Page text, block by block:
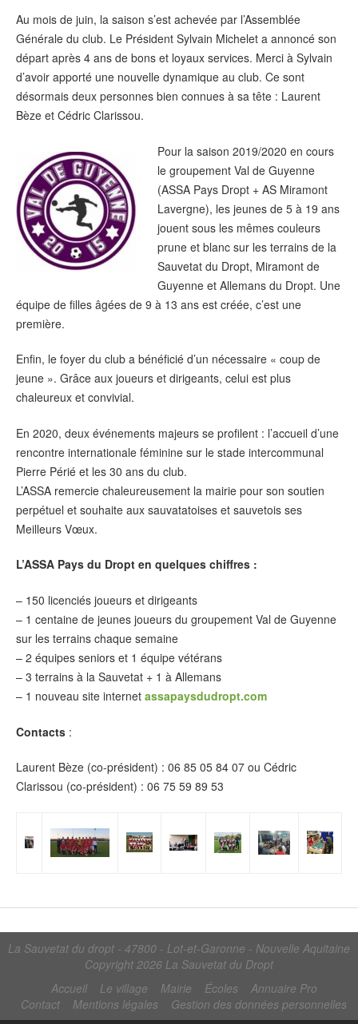
Au mois de juin, la saison s’est achevée par l’Assemblée
Générale du club. Le Président Sylvain Michelet a annoncé son
départ après 4 ans de bons et loyaux services. Merci à Sylvain
d’avoir apporté une nouvelle dynamique au club. Ce sont
désormais deux personnes bien connues à sa tête : Laurent
Bèze et Cédric Clarissou.
Pour la saison 2019/2020 en cours
le groupement Val de Guyenne
(ASSA Pays Dropt + AS Miramont
Lavergne), les jeunes de 5 à 19 ans
jouent sous les mêmes couleurs
prune et blanc sur les terrains de la
Sauvetat du Dropt, Miramont de
Guyenne et Allemans du Dropt. Une
équipe de filles âgées de 9 à 13 ans est créée, c’est une
première.
Enfin, le foyer du club a bénéficié d’un nécessaire « coup de
jeune ». Grâce aux joueurs et dirigeants, celui est plus
chaleureux et convivial.
En 2020, deux événements majeurs se profilent : l’accueil d’une
rencontre internationale féminine sur le stade intercommunal
Pierre Périé et les 30 ans du club.
L’ASSA remercie chaleureusement la mairie pour son soutien
perpétuel et souhaite aux sauvatatoises et sauvetois ses
Meilleurs Vœux.
L’ASSA Pays du Dropt en quelques chiffres :
– 150 licenciés joueurs et dirigeants
– 1 centaine de jeunes joueurs du groupement Val de Guyenne
sur les terrains chaque semaine
– 2 équipes seniors et 1 équipe vétérans
– 3 terrains à la Sauvetat + 1 à Allemans
– 1 nouveau site internet assapaysdudropt.com
Contacts :
Laurent Bèze (co-président) : 06 85 05 84 07 ou Cédric
Clarissou (co-président) : 06 75 59 89 53
La Sauvetat du dropt - 47800 - Lot-et-Garonne - Nouvelle Aquitaine
Copyright 2026 La Sauvetat du Dropt
Accueil
Le village Mairie Écoles
Annuaire Pro
Contact
Mentions légales Gestion des données personnelles